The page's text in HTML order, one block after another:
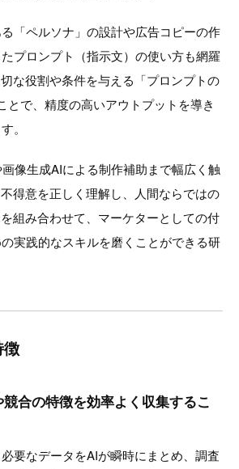
「ペルソナ」の設計や広告コピーの作
プロンプト（指示文）の使い方も網羅
な役割や条件を与える「プロンプトの
とで、精度の高いアウトプットを導き
。
像生成AIによる制作補助まで幅広く触
得意を正しく理解し、人間ならではの
組み合わせて、マーケターとしての付
実践的なスキルを磨くことができる研
徴
合の特徴を効率よく収集するこ
要なデータをAIが瞬時にまとめ、調査